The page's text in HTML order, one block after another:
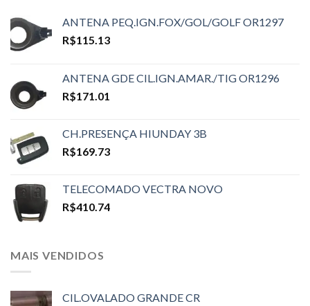
ANTENA PEQ.IGN.FOX/GOL/GOLF OR1297
R$115.13
ANTENA GDE CIL.IGN.AMAR./TIG OR1296
R$171.01
CH.PRESENÇA HIUNDAY 3B
R$169.73
TELECOMADO VECTRA NOVO
R$410.74
MAIS VENDIDOS
CIL.OVALADO GRANDE CR